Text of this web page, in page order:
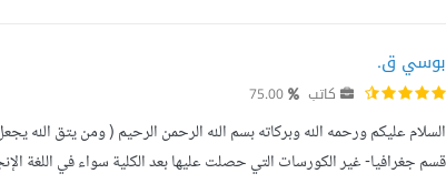
بوسي ق.
كاتب 75.00
السلام عليكم ورحمه الله وبركاته بسم الله الرحمن الرحيم ( ومن يتق